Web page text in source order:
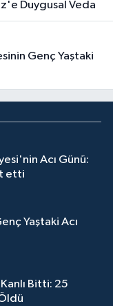
Duygusal Veda
Acı Günü:
etti
Yaştaki Acı
Bitti: 25